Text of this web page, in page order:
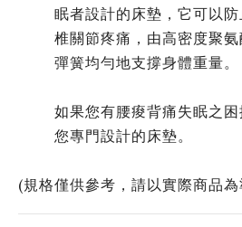
眠者設計的床墊，它可以
椎關節疼痛，由高密度聚
彈簧均勻地支撐身體重量。
如果您有腰痠背痛失眠之
您專門設計的床墊。
(規格僅供參考，請以實際商品